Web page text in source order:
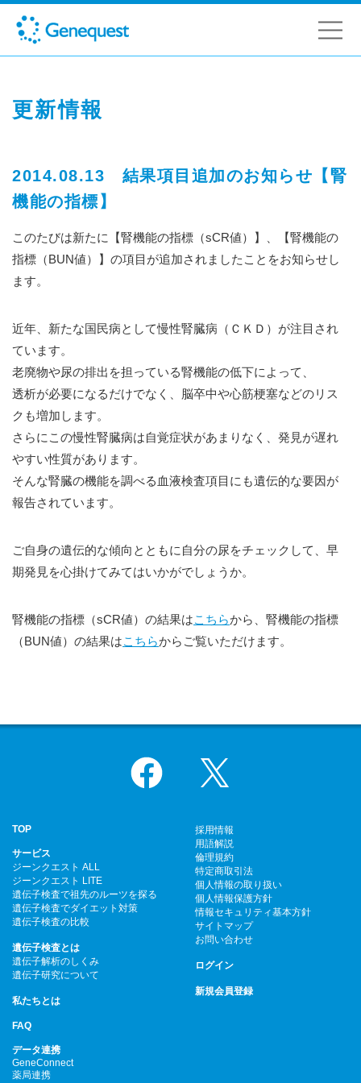
更新情報
2014.08.13 結果項目追加のお知らせ【腎
機能の指標】
このたびは新たに【腎機能の指標（sCR値）】、【腎機能の
指標（BUN値）】の項目が追加されましたことをお知らせし
ます。
近年、新たな国民病として慢性腎臓病（ＣＫＤ）が注目され
ています。
老廃物や尿の排出を担っている腎機能の低下によって、
透析が必要になるだけでなく、脳卒中や心筋梗塞などのリス
クも増加します。
さらにこの慢性腎臓病は自覚症状があまりなく、発見が遅れ
やすい性質があります。
そんな腎臓の機能を調べる血液検査項目にも遺伝的な要因が
報告されています。
ご自身の遺伝的な傾向とともに自分の尿をチェックして、早
期発見を心掛けてみてはいかがでしょうか。
腎機能の指標（sCR値）の結果はこちらから、腎機能の指標
（BUN値）の結果はこちらからご覧いただけます。
Facebook
TOP
サービス
ジーンクエスト ALL
ジーンクエスト LITE
遺伝子検査で祖先のルーツを探る
遺伝子検査でダイエット対策
遺伝子検査の比較
遺伝子検査とは
遺伝子解析のしくみ
遺伝子研究について
私たちとは
FAQ
データ連携
GeneConnect
薬局連携
採用情報
用語解説
倫理規約
特定商取引法
個人情報の取り扱い
個人情報保護方針
情報セキュリティ基本方針
サイトマップ
お問い合わせ
ログイン
新規会員登録